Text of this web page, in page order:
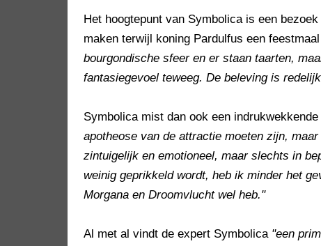
Het hoogtepunt van Symbolica is een
maken terwijl koning Pardulfus een
bourgondische sfeer en er staan taarten,
fantasiegevoel teweeg. De beleving is
Symbolica mist dan ook een
apotheose van de attractie moeten zijn,
zintuigelijk en emotioneel, maar slechts in
weinig geprikkeld wordt, heb ik minder het
Morgana en Droomvlucht wel heb."
Al met al vindt de expert Symbolica "een